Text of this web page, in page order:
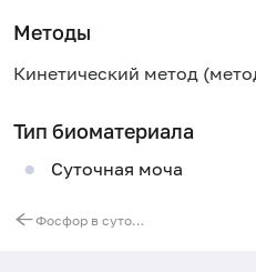
Методы
Кинетический метод
Тип биоматериала
Суточная моча
Фосфор в суточной моче